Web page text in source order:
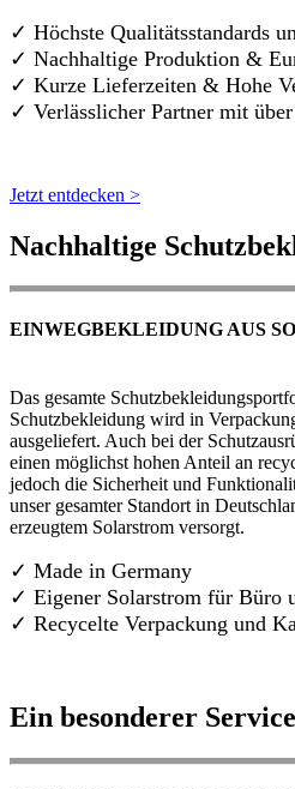
✓ Höchste Qualitätsstandards
✓ Nachhaltige Produktion &
✓ Kurze Lieferzeiten & Hohe
✓ Verlässlicher Partner mit
Jetzt entdecken >
Nachhaltige
EINWEGBEKLEIDUNG AUS
Das gesamte
Schutzbekleidung wird in
ausgeliefert. Auch bei der
einen möglichst hohen Anteil an
jedoch die Sicherheit und
unser gesamter Standort in
erzeugtem Solarstrom versorgt.
✓ Made in Germany
✓ Eigener Solarstrom für Büro
✓ Recycelte Verpackung und
Ein besonderer